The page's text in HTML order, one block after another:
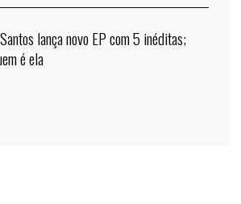
lança novo EP com 5 inéditas;
é ela